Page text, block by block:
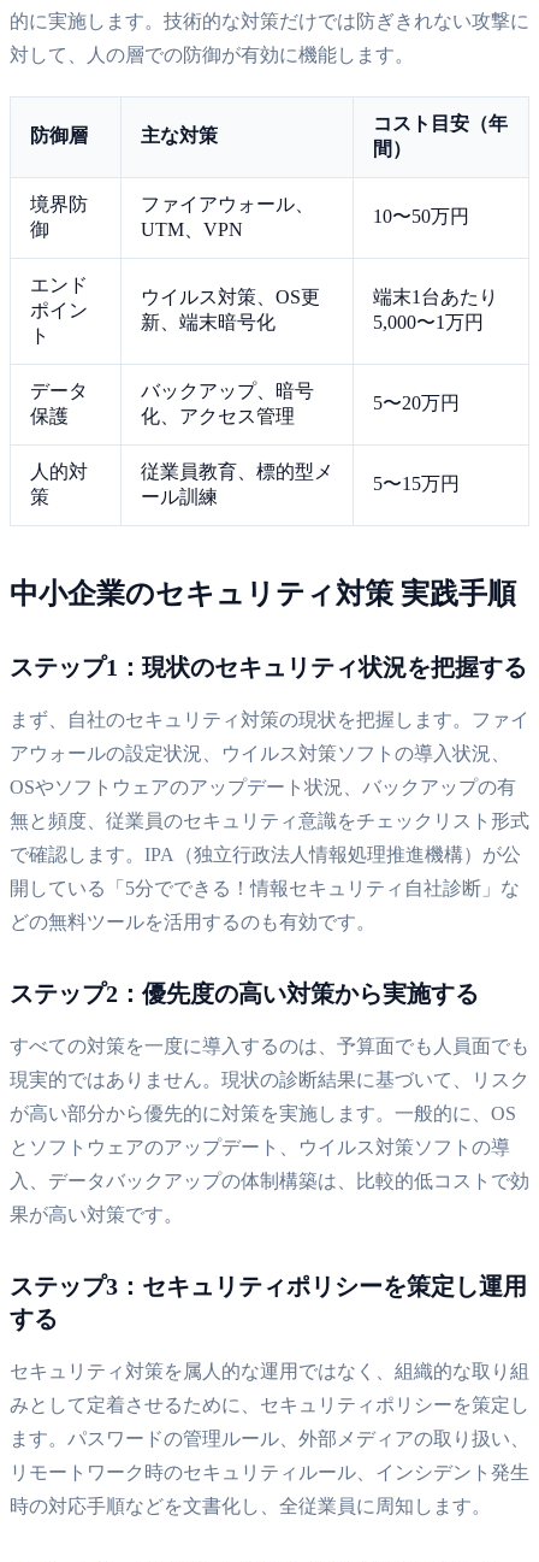
的に実施します。技術的な対策だけでは防ぎきれない攻撃に
対して、人の層での防御が有効に機能します。
防御層 主な対策
コスト目安（年
間）
境界防
御
ファイアウォール、
UTM、VPN
10〜50万円
エンド
ポイン
ト
ウイルス対策、OS更
新、端末暗号化
端末1台あたり
5,000〜1万円
データ
保護
バックアップ、暗号
化、アクセス管理
5〜20万円
人的対
策
従業員教育、標的型メ
ール訓練
5〜15万円
中小企業のセキュリティ対策 実践手順
ステップ1：現状のセキュリティ状況を把握する
まず、自社のセキュリティ対策の現状を把握します。ファイ
アウォールの設定状況、ウイルス対策ソフトの導入状況、
OSやソフトウェアのアップデート状況、バックアップの有
無と頻度、従業員のセキュリティ意識をチェックリスト形式
で確認します。IPA（独立行政法人情報処理推進機構）が公
開している「5分でできる！情報セキュリティ自社診断」な
どの無料ツールを活用するのも有効です。
ステップ2：優先度の高い対策から実施する
すべての対策を一度に導入するのは、予算面でも人員面でも
現実的ではありません。現状の診断結果に基づいて、リスク
が高い部分から優先的に対策を実施します。一般的に、OS
とソフトウェアのアップデート、ウイルス対策ソフトの導
入、データバックアップの体制構築は、比較的低コストで効
果が高い対策です。
ステップ3：セキュリティポリシーを策定し運用
する
セキュリティ対策を属人的な運用ではなく、組織的な取り組
みとして定着させるために、セキュリティポリシーを策定し
ます。パスワードの管理ルール、外部メディアの取り扱い、
リモートワーク時のセキュリティルール、インシデント発生
時の対応手順などを文書化し、全従業員に周知します。